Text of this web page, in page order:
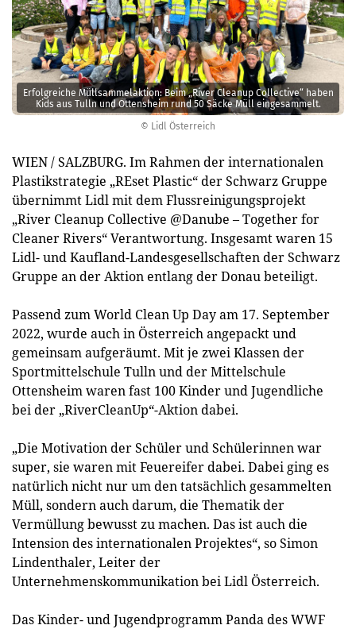
© Lidl Österreich
Erfolgreiche Müllsammelaktion: Beim „River Cleanup Collective“ haben
Kids aus Tulln und Ottensheim rund 50 Säcke Müll eingesammelt.
WIEN / SALZBURG. Im Rahmen der internationalen
Plastikstrategie „REset Plastic“ der Schwarz Gruppe
übernimmt Lidl mit dem Flussreinigungsprojekt
„River Cleanup Collective @Danube – Together for
Cleaner Rivers“ Verantwortung. Insgesamt waren 15
Lidl- und Kaufland-Landesgesellschaften der Schwarz
Gruppe an der Aktion entlang der Donau beteiligt.
Passend zum World Clean Up Day am 17. September
2022, wurde auch in Österreich angepackt und
gemeinsam aufgeräumt. Mit je zwei Klassen der
Sportmittelschule Tulln und der Mittelschule
Ottensheim waren fast 100 Kinder und Jugendliche
bei der „RiverCleanUp“-Aktion dabei.
„Die Motivation der Schüler und Schülerinnen war
super, sie waren mit Feuereifer dabei. Dabei ging es
natürlich nicht nur um den tatsächlich gesammelten
Müll, sondern auch darum, die Thematik der
Vermüllung bewusst zu machen. Das ist auch die
Intension des internationalen Projektes“, so Simon
Lindenthaler, Leiter der
Unternehmenskommunikation bei Lidl Österreich.
Das Kinder- und Jugendprogramm Panda des WWF